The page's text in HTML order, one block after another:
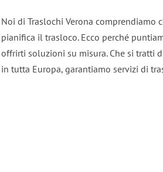
Noi di Traslochi Verona comprendiamo
pianifica il trasloco. Ecco perché
offrirti soluzioni su misura. Che si tratti
in tutta Europa, garantiamo servizi di